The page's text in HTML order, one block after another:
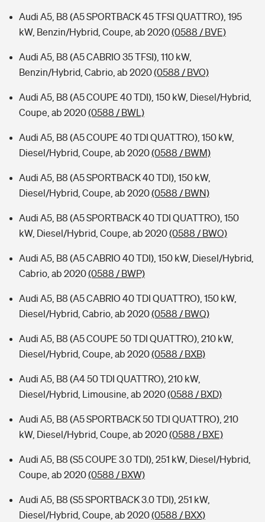
Audi A5, B8 (A5 SPORTBACK 45 TFSI QUATTRO), 195
kW, Benzin/Hybrid, Coupe, ab 2020(0588 / BVE)
Audi A5, B8 (A5 CABRIO 35 TFSI), 110 kW,
Benzin/Hybrid, Cabrio, ab 2020(0588 / BVO)
Audi A5, B8 (A5 COUPE 40 TDI), 150 kW, Diesel/Hybrid,
Coupe, ab 2020(0588 / BWL)
Audi A5, B8 (A5 COUPE 40 TDI QUATTRO), 150 kW,
Diesel/Hybrid, Coupe, ab 2020(0588 / BWM)
Audi A5, B8 (A5 SPORTBACK 40 TDI), 150 kW,
Diesel/Hybrid, Coupe, ab 2020(0588 / BWN)
Audi A5, B8 (A5 SPORTBACK 40 TDI QUATTRO), 150
kW, Diesel/Hybrid, Coupe, ab 2020(0588 / BWO)
Audi A5, B8 (A5 CABRIO 40 TDI), 150 kW, Diesel/Hybrid,
Cabrio, ab 2020(0588 / BWP)
Audi A5, B8 (A5 CABRIO 40 TDI QUATTRO), 150 kW,
Diesel/Hybrid, Cabrio, ab 2020(0588 / BWQ)
Audi A5, B8 (A5 COUPE 50 TDI QUATTRO), 210 kW,
Diesel/Hybrid, Coupe, ab 2020(0588 / BXB)
Audi A5, B8 (A4 50 TDI QUATTRO), 210 kW,
Diesel/Hybrid, Limousine, ab 2020(0588 / BXD)
Audi A5, B8 (A5 SPORTBACK 50 TDI QUATTRO), 210
kW, Diesel/Hybrid, Coupe, ab 2020(0588 / BXE)
Audi A5, B8 (S5 COUPE 3.0 TDI), 251 kW, Diesel/Hybrid,
Coupe, ab 2020(0588 / BXW)
Audi A5, B8 (S5 SPORTBACK 3.0 TDI), 251 kW,
Diesel/Hybrid, Coupe, ab 2020(0588 / BXX)